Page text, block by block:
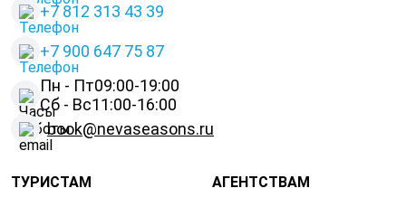
+7 812 313 43 39
+7 900 647 75 87
Пн - Пт09:00-19:00
Сб - Вс11:00-16:00
book@nevaseasons.ru
ТУРИСТАМ
АГЕНТСТВАМ